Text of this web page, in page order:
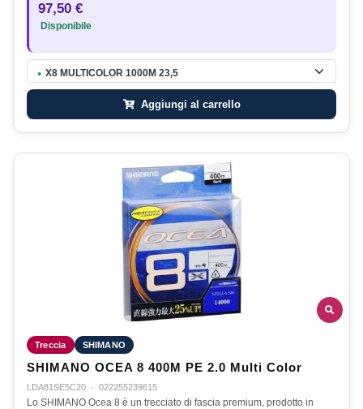
97,50 €
Disponibile
● X8 MULTICOLOR 1000M 23,5
Aggiungi al carrello
Treccia SHIMANO
SHIMANO OCEA 8 400M PE 2.0 Multi Color
LDA81SE5C20 · 022255239615
Lo SHIMANO Ocea 8 è un trecciato di fascia premium, prodotto in